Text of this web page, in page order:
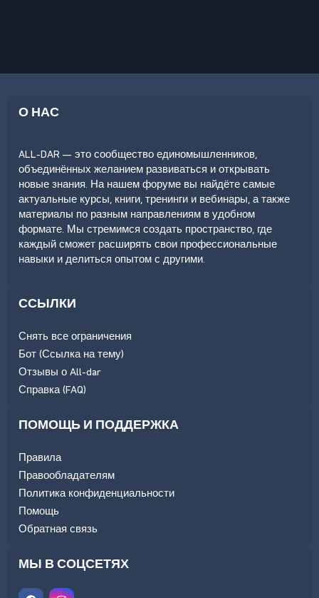
О НАС
ALL-DAR — это сообщество единомышленников,
объединённых желанием развиваться и открывать
новые знания. На нашем форуме вы найдёте самые
актуальные курсы, книги, тренинги и вебинары, а также
материалы по разным направлениям в удобном
формате. Мы стремимся создать пространство, где
каждый сможет расширять свои профессиональные
навыки и делиться опытом с другими.
ССЫЛКИ
Снять все ограничения
Бот (Ссылка на тему)
Отзывы о All-dar
Справка (FAQ)
ПОМОЩЬ И ПОДДЕРЖКА
Правила
Правообладателям
Политика конфиденциальности
Помощь
Обратная связь
МЫ В СОЦСЕТЯХ